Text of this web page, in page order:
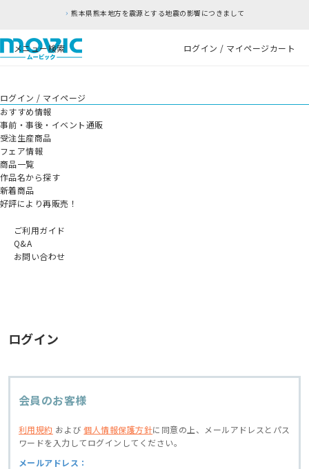
熊本県熊本地方を震源とする地震の影響につきまして
メニュー検索 ログイン / マイページカート
ログイン / マイページ
おすすめ情報
事前・事後・イベント通販
受注生産商品
フェア情報
商品一覧
作品名から探す
新着商品
好評により再販売！
ご利用ガイド
Q&A
お問い合わせ
ログイン
会員のお客様
利用規約 および個人情報保護方針に同意の上、
メールアドレスとパス
ワードを入力してログインしてください。
メールアドレス：